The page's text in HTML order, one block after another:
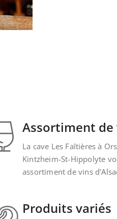
Assortiment de
La cave Les Faîtières à
Kintzheim-St-Hippolyte
assortiment de vins
Produits variés